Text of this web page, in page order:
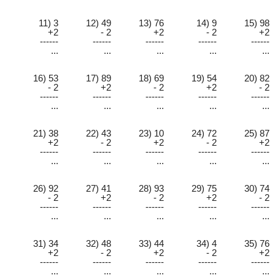
11) 3 12) 49 13) 76 14) 9
15) 98
+2
- 2 +2 - 2
+2
------
------ ------ ------
------
...
... ... ... ...
16) 53 17) 89 18) 69 19) 54
20) 82
- 2
+2 - 2 +2
- 2
------
------ ------ ------
------
...
... ... ... ...
21) 38 22) 43 23) 10 24) 72
25) 87
+2
- 2 +2 - 2
+2
------
------ ------ ------
------
...
... ... ... ...
26) 92 27) 41 28) 93 29) 75
30) 74
- 2
+2 - 2 +2
- 2
------
------ ------ ------
------
...
... ... ... ...
31) 34 32) 48 33) 44 34) 4
35) 76
+2
- 2 +2 - 2
+2
------
------ ------ ------
------
...
... ... ... ...